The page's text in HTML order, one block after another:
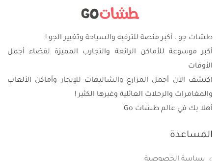
طشات جو ، أكبر منصة للترفيه والسياحة وتغيير الجو !
أكبر موسوعة للأماكن الرائعة والتجارب المميزة لقضاء أجمل
الأوقات
اكتشف الآن أجمل المزارع والشاليهات للإيجار وأماكن الألعاب
والمغامرات والرحلات العائلية وغيرها الكثير !
أهلا بك في عالم طشات Go
المساعدة